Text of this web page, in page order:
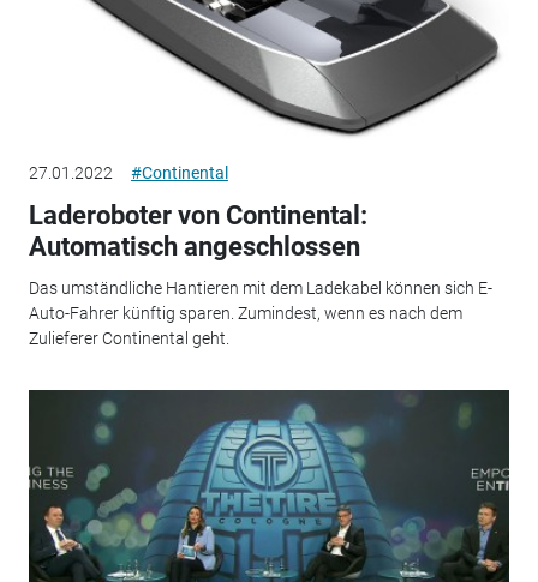
27.01.2022 #Continental
Laderoboter von Continental:
Automatisch angeschlossen
Das umständliche Hantieren mit dem Ladekabel können sich E-
Auto-Fahrer künftig sparen. Zumindest, wenn es nach dem
Zulieferer Continental geht.